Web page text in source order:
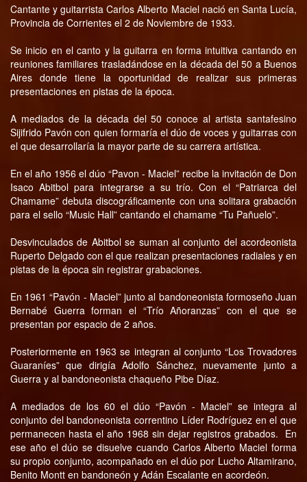
Cantante y guitarrista Carlos Alberto Maciel nació en Santa Lucía,
Provincia de Corrientes el 2 de Noviembre de 1933.
Se inicio en el canto y la guitarra en forma intuitiva cantando en
reuniones familiares trasladándose en la década del 50 a Buenos
Aires donde tiene la oportunidad de realizar sus primeras
presentaciones en pistas de la época.
A mediados de la década del 50 conoce al artista santafesino
Sijifrido Pavón con quien formaría el dúo de voces y guitarras con
el que desarrollaría la mayor parte de su carrera artística.
En el año 1956 el dúo “Pavon - Maciel” recibe la invitación de Don
Isaco Abitbol para integrarse a su trío. Con el “Patriarca del
Chamame” debuta discográficamente con una solitara grabación
para el sello “Music Hall” cantando el chamame “Tu Pañuelo”.
Desvinculados de Abitbol se suman al conjunto del acordeonista
Ruperto Delgado con el que realizan presentaciones radiales y en
pistas de la época sin registrar grabaciones.
En 1961 “Pavón - Maciel” junto al bandoneonista formoseño Juan
Bernabé Guerra forman el “Trío Añoranzas” con el que se
presentan por espacio de 2 años.
Posteriormente en 1963 se integran al conjunto “Los Trovadores
Guaraníes” que dirigía Adolfo Sánchez, nuevamente junto a
Guerra y al bandoneonista chaqueño Pibe Díaz.
A mediados de los 60 el dúo “Pavón - Maciel” se integra al
conjunto del bandoneonista correntino Líder Rodríguez en el que
permanecen hasta el año 1968 sin dejar registros grabados. En
ese año el dúo se disuelve cuando Carlos Alberto Maciel forma
su propio conjunto, acompañado en el dúo por Lucho Altamirano,
Benito Montt en bandoneón y Adán Escalante en acordeón.